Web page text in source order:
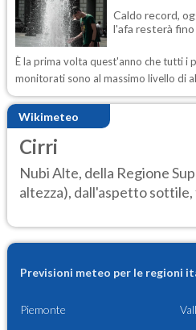
Caldo record,
l'afa resterà
È la prima volta quest'anno che tutti i
monitorati sono al massimo livello di
Wikimeteo
Cirri
Nubi Alte, della Regione
altezza), dall'aspetto sottile,
Previsioni meteo per le regioni
Piemonte